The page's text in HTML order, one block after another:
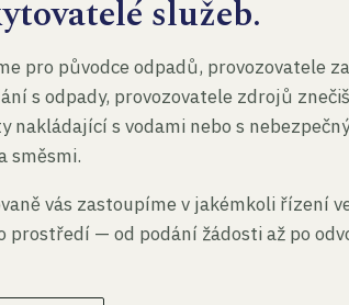
služeb.
pro původce odpadů, provozovatele
s odpady, provozovatele zdrojů
nakládající s vodami nebo s
směsmi.
vás zastoupíme v jakémkoli řízení
prostředí — od podání žádosti až po